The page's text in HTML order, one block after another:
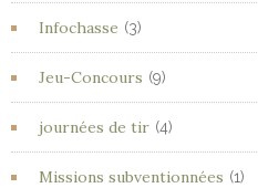
Infochasse (3)
Jeu-Concours (9)
journées de tir (4)
Missions subventionnées (1)